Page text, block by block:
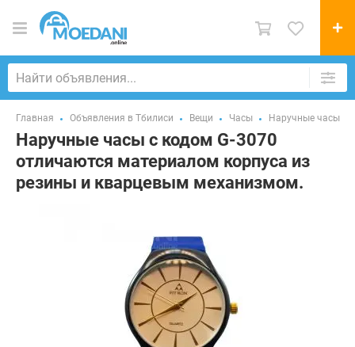
Главная Объявления в Тбилиси Вещи Часы Наручные часы
Наручные часы с кодом G-3070
отличаются материалом корпуса из
резины и кварцевым механизмом.